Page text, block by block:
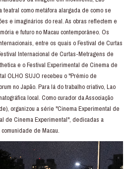
como metáfora alargada de como se
e imaginários do real. As obras reflectem e
e futuro no Macau contemporâneo. Os
entre os quais o Festival de Curtas
Internacional de Curtas-Metragens de
e o Festival Experimental de Cinema de
OLHO SUJO recebeu o "Prémio de
no Japão. Para lá do trabalho criativo, Lao
local. Como curador da Associação
organizou a série "Cinema Experimental de
de Cinema Experimental", dedicadas a
de Macau.